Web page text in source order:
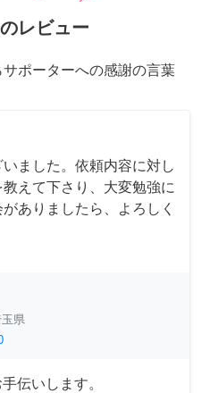
レビュー
ポーターへの感謝の言葉
ました。依頼内容に対し
えて下さり、大変勉強に
ありましたら、よろしく
県
伝いします。